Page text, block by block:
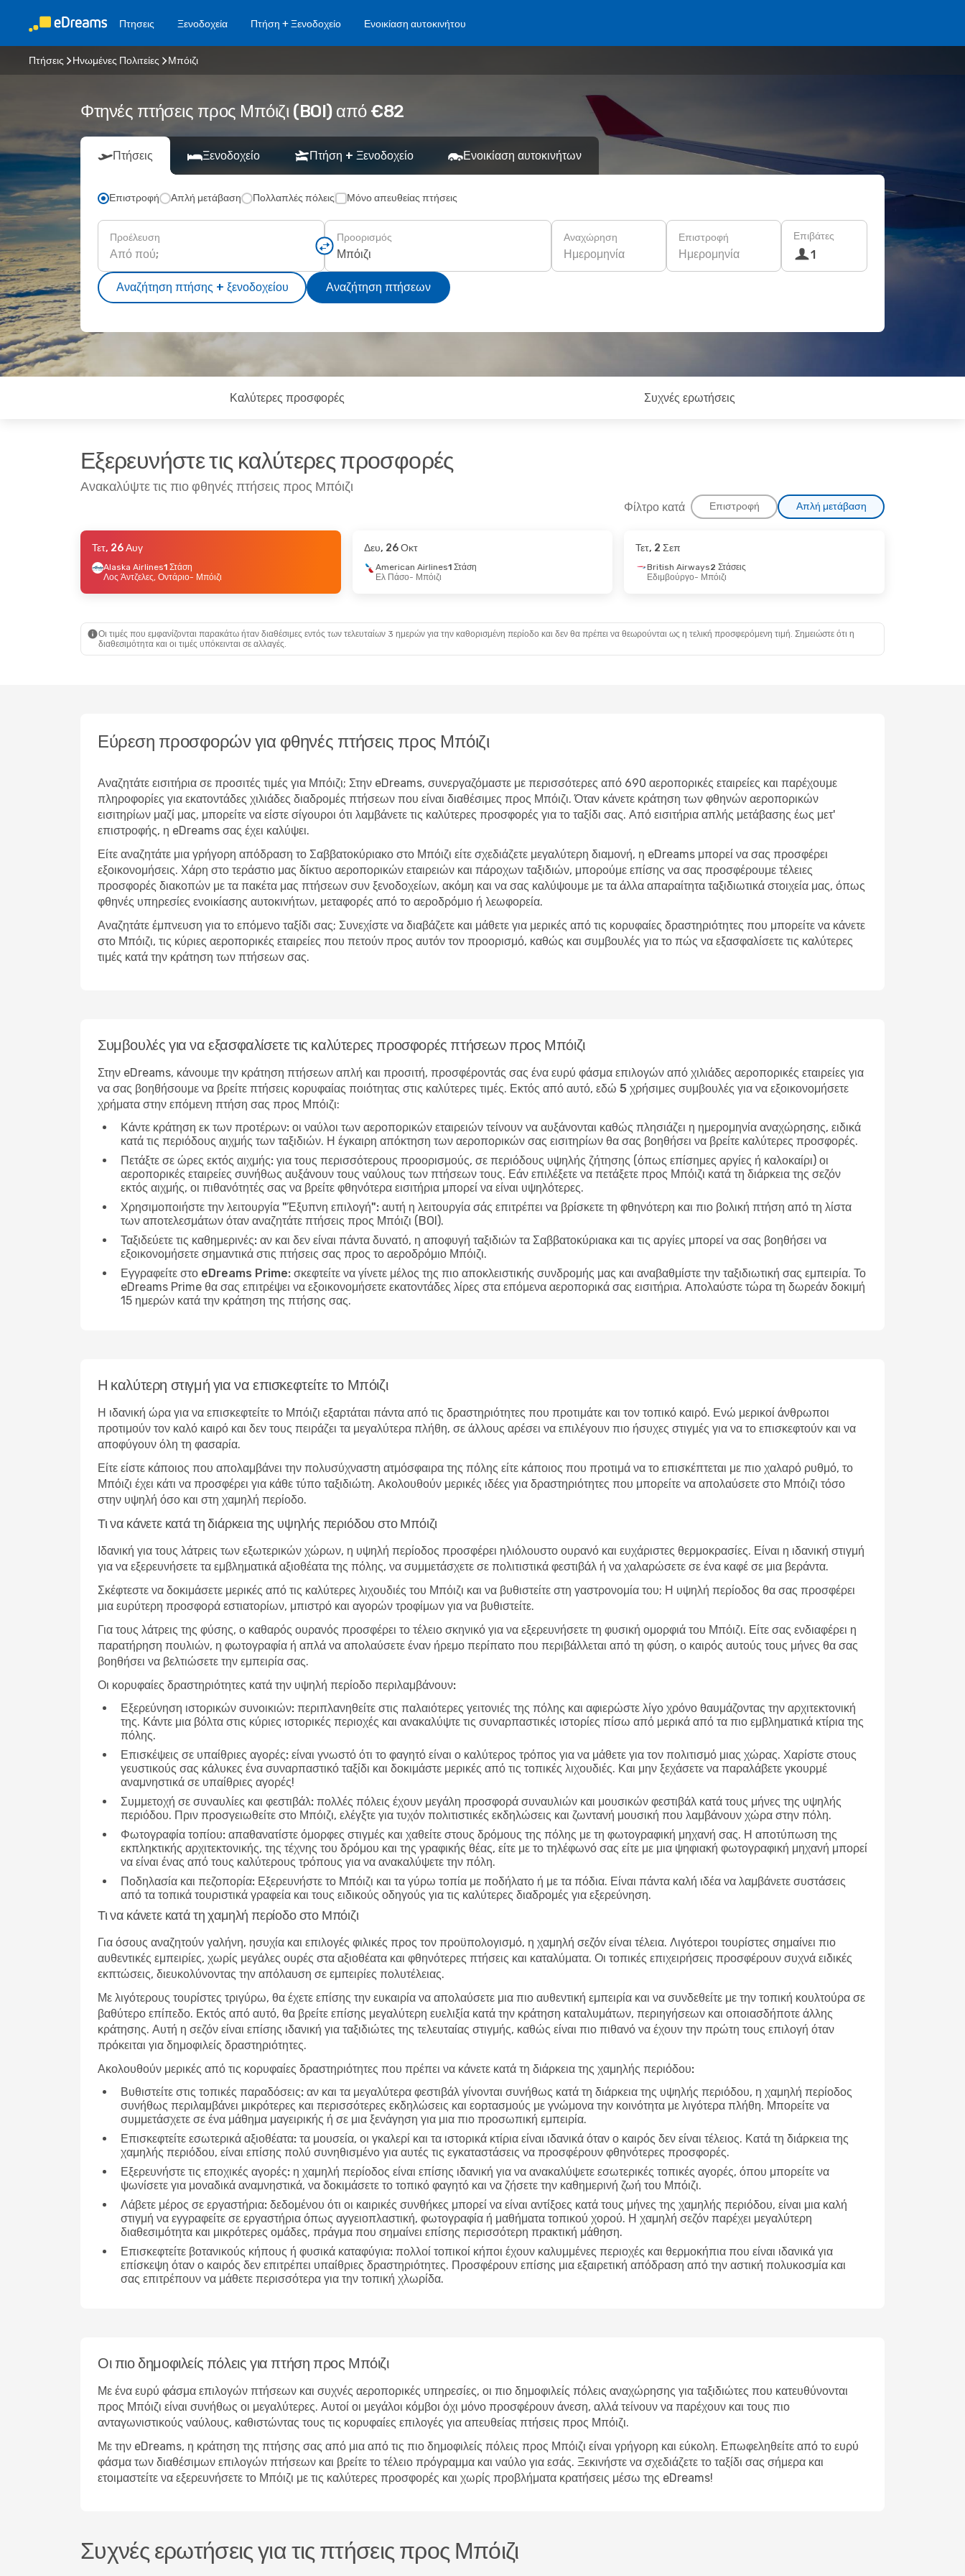
Πτησεις Ξενοδοχεία Πτήση + Ξενοδοχείο Ενοικίαση αυτοκινήτου
Πτήσεις Ηνωμένες Πολιτείες Μπόιζι
Φτηνές πτήσεις προς Μπόιζι (BOI) από €82
Πτήσεις Ξενοδοχείο Πτήση + Ξενοδοχείο Ενοικίαση αυτοκινήτων
Επιστροφή Απλή μετάβαση Πολλαπλές πόλεις Μόνο απευθείας πτήσεις
Προέλευση Προορισμός Αναχώρηση
Ημερομηνία
Επιστροφή
Ημερομηνία
Επιβάτες
1
Αναζήτηση πτήσης + ξενοδοχείου Αναζήτηση πτήσεων
Καλύτερες προσφορές Συχνές ερωτήσεις
Εξερευνήστε τις καλύτερες προσφορές
Ανακαλύψτε τις πιο φθηνές πτήσεις προς Μπόιζι
Φίλτρο κατά Επιστροφή Απλή μετάβαση
- Κυρ, 27 Σεπ
1 Στάση
- Τετ, 14 Οκτ
Τετ, 26 Αυγ
Alaska Airlines1 Στάση
Λος Άντζελες, Οντάριο- Μπόιζι
Δευ, 26 Οκτ
American Airlines1 Στάση
Ελ Πάσο- Μπόιζι
Τετ, 2 Σεπ
British Airways2 Στάσεις
Εδιμβούργο- Μπόιζι
Οι τιμές που εμφανίζονται παρακάτω ήταν διαθέσιμες εντός των τελευταίων 3 ημερών για την καθορισμένη περίοδο και δεν θα πρέπει να θεωρούνται ως η τελική προσφερόμενη τιμή. Σημειώστε ότι η
διαθεσιμότητα και οι τιμές υπόκεινται σε αλλαγές.
Εύρεση προσφορών για φθηνές πτήσεις προς Μπόιζι
Αναζητάτε εισιτήρια σε προσιτές τιμές για Μπόιζι; Στην eDreams, συνεργαζόμαστε με περισσότερες από 690 αεροπορικές εταιρείες και παρέχουμε
πληροφορίες για εκατοντάδες χιλιάδες διαδρομές πτήσεων που είναι διαθέσιμες προς Μπόιζι. Όταν κάνετε κράτηση των φθηνών αεροπορικών
εισιτηρίων μαζί μας, μπορείτε να είστε σίγουροι ότι λαμβάνετε τις καλύτερες προσφορές για το ταξίδι σας. Από εισιτήρια απλής μετάβασης έως μετ'
επιστροφής, η eDreams σας έχει καλύψει.
Είτε αναζητάτε μια γρήγορη απόδραση το Σαββατοκύριακο στο Μπόιζι είτε σχεδιάζετε μεγαλύτερη διαμονή, η eDreams μπορεί να σας προσφέρει
εξοικονομήσεις. Χάρη στο τεράστιο μας δίκτυο αεροπορικών εταιρειών και πάροχων ταξιδιών, μπορούμε επίσης να σας προσφέρουμε τέλειες
προσφορές διακοπών με τα πακέτα μας πτήσεων συν ξενοδοχείων, ακόμη και να σας καλύψουμε με τα άλλα απαραίτητα ταξιδιωτικά στοιχεία μας, όπως
φθηνές υπηρεσίες ενοικίασης αυτοκινήτων, μεταφορές από το αεροδρόμιο ή λεωφορεία.
Αναζητάτε έμπνευση για το επόμενο ταξίδι σας; Συνεχίστε να διαβάζετε και μάθετε για μερικές από τις κορυφαίες δραστηριότητες που μπορείτε να κάνετε
στο Μπόιζι, τις κύριες αεροπορικές εταιρείες που πετούν προς αυτόν τον προορισμό, καθώς και συμβουλές για το πώς να εξασφαλίσετε τις καλύτερες
τιμές κατά την κράτηση των πτήσεων σας.
Συμβουλές για να εξασφαλίσετε τις καλύτερες προσφορές πτήσεων προς Μπόιζι
Στην eDreams, κάνουμε την κράτηση πτήσεων απλή και προσιτή, προσφέροντάς σας ένα ευρύ φάσμα επιλογών από χιλιάδες αεροπορικές εταιρείες για
να σας βοηθήσουμε να βρείτε πτήσεις κορυφαίας ποιότητας στις καλύτερες τιμές. Εκτός από αυτό, εδώ 5 χρήσιμες συμβουλές για να εξοικονομήσετε
χρήματα στην επόμενη πτήση σας προς Μπόιζι:
Κάντε κράτηση εκ των προτέρων: οι ναύλοι των αεροπορικών εταιρειών τείνουν να αυξάνονται καθώς πλησιάζει η ημερομηνία αναχώρησης, ειδικά
κατά τις περιόδους αιχμής των ταξιδιών. Η έγκαιρη απόκτηση των αεροπορικών σας εισιτηρίων θα σας βοηθήσει να βρείτε καλύτερες προσφορές.
Πετάξτε σε ώρες εκτός αιχμής: για τους περισσότερους προορισμούς, σε περιόδους υψηλής ζήτησης (όπως επίσημες αργίες ή καλοκαίρι) οι
αεροπορικές εταιρείες συνήθως αυξάνουν τους ναύλους των πτήσεων τους. Εάν επιλέξετε να πετάξετε προς Μπόιζι κατά τη διάρκεια της σεζόν
εκτός αιχμής, οι πιθανότητές σας να βρείτε φθηνότερα εισιτήρια μπορεί να είναι υψηλότερες.
Χρησιμοποιήστε την λειτουργία "Έξυπνη επιλογή": αυτή η λειτουργία σάς επιτρέπει να βρίσκετε τη φθηνότερη και πιο βολική πτήση από τη λίστα
των αποτελεσμάτων όταν αναζητάτε πτήσεις προς Μπόιζι (BOI).
Ταξιδεύετε τις καθημερινές: αν και δεν είναι πάντα δυνατό, η αποφυγή ταξιδιών τα Σαββατοκύριακα και τις αργίες μπορεί να σας βοηθήσει να
εξοικονομήσετε σημαντικά στις πτήσεις σας προς το αεροδρόμιο Μπόιζι.
Εγγραφείτε στο eDreams Prime: σκεφτείτε να γίνετε μέλος της πιο αποκλειστικής συνδρομής μας και αναβαθμίστε την ταξιδιωτική σας εμπειρία. Το
eDreams Prime θα σας επιτρέψει να εξοικονομήσετε εκατοντάδες λίρες στα επόμενα αεροπορικά σας εισιτήρια. Απολαύστε τώρα τη δωρεάν δοκιμή
15 ημερών κατά την κράτηση της πτήσης σας.
Η καλύτερη στιγμή για να επισκεφτείτε το Μπόιζι
Η ιδανική ώρα για να επισκεφτείτε το Μπόιζι εξαρτάται πάντα από τις δραστηριότητες που προτιμάτε και τον τοπικό καιρό. Ενώ μερικοί άνθρωποι
προτιμούν τον καλό καιρό και δεν τους πειράζει τα μεγαλύτερα πλήθη, σε άλλους αρέσει να επιλέγουν πιο ήσυχες στιγμές για να το επισκεφτούν και να
αποφύγουν όλη τη φασαρία.
Είτε είστε κάποιος που απολαμβάνει την πολυσύχναστη ατμόσφαιρα της πόλης είτε κάποιος που προτιμά να το επισκέπτεται με πιο χαλαρό ρυθμό, το
Μπόιζι έχει κάτι να προσφέρει για κάθε τύπο ταξιδιώτη. Ακολουθούν μερικές ιδέες για δραστηριότητες που μπορείτε να απολαύσετε στο Μπόιζι τόσο
στην υψηλή όσο και στη χαμηλή περίοδο.
Τι να κάνετε κατά τη διάρκεια της υψηλής περιόδου στο Μπόιζι
Ιδανική για τους λάτρεις των εξωτερικών χώρων, η υψηλή περίοδος προσφέρει ηλιόλουστο ουρανό και ευχάριστες θερμοκρασίες. Είναι η ιδανική στιγμή
για να εξερευνήσετε τα εμβληματικά αξιοθέατα της πόλης, να συμμετάσχετε σε πολιτιστικά φεστιβάλ ή να χαλαρώσετε σε ένα καφέ σε μια βεράντα.
Σκέφτεστε να δοκιμάσετε μερικές από τις καλύτερες λιχουδιές του Μπόιζι και να βυθιστείτε στη γαστρονομία του; Η υψηλή περίοδος θα σας προσφέρει
μια ευρύτερη προσφορά εστιατορίων, μπιστρό και αγορών τροφίμων για να βυθιστείτε.
Για τους λάτρεις της φύσης, ο καθαρός ουρανός προσφέρει το τέλειο σκηνικό για να εξερευνήσετε τη φυσική ομορφιά του Μπόιζι. Είτε σας ενδιαφέρει η
παρατήρηση πουλιών, η φωτογραφία ή απλά να απολαύσετε έναν ήρεμο περίπατο που περιβάλλεται από τη φύση, ο καιρός αυτούς τους μήνες θα σας
βοηθήσει να βελτιώσετε την εμπειρία σας.
Οι κορυφαίες δραστηριότητες κατά την υψηλή περίοδο περιλαμβάνουν:
Εξερεύνηση ιστορικών συνοικιών: περιπλανηθείτε στις παλαιότερες γειτονιές της πόλης και αφιερώστε λίγο χρόνο θαυμάζοντας την αρχιτεκτονική
της. Κάντε μια βόλτα στις κύριες ιστορικές περιοχές και ανακαλύψτε τις συναρπαστικές ιστορίες πίσω από μερικά από τα πιο εμβληματικά κτίρια της
πόλης.
Επισκέψεις σε υπαίθριες αγορές: είναι γνωστό ότι το φαγητό είναι ο καλύτερος τρόπος για να μάθετε για τον πολιτισμό μιας χώρας. Χαρίστε στους
γευστικούς σας κάλυκες ένα συναρπαστικό ταξίδι και δοκιμάστε μερικές από τις τοπικές λιχουδιές. Και μην ξεχάσετε να παραλάβετε γκουρμέ
αναμνηστικά σε υπαίθριες αγορές!
Συμμετοχή σε συναυλίες και φεστιβάλ: πολλές πόλεις έχουν μεγάλη προσφορά συναυλιών και μουσικών φεστιβάλ κατά τους μήνες της υψηλής
περιόδου. Πριν προσγειωθείτε στο Μπόιζι, ελέγξτε για τυχόν πολιτιστικές εκδηλώσεις και ζωντανή μουσική που λαμβάνουν χώρα στην πόλη.
Φωτογραφία τοπίου: απαθανατίστε όμορφες στιγμές και χαθείτε στους δρόμους της πόλης με τη φωτογραφική μηχανή σας. Η αποτύπωση της
εκπληκτικής αρχιτεκτονικής, της τέχνης του δρόμου και της γραφικής θέας, είτε με το τηλέφωνό σας είτε με μια ψηφιακή φωτογραφική μηχανή μπορεί
να είναι ένας από τους καλύτερους τρόπους για να ανακαλύψετε την πόλη.
Ποδηλασία και πεζοπορία: Εξερευνήστε το Μπόιζι και τα γύρω τοπία με ποδήλατο ή με τα πόδια. Είναι πάντα καλή ιδέα να λαμβάνετε συστάσεις
από τα τοπικά τουριστικά γραφεία και τους ειδικούς οδηγούς για τις καλύτερες διαδρομές για εξερεύνηση.
Τι να κάνετε κατά τη χαμηλή περίοδο στο Μπόιζι
Για όσους αναζητούν γαλήνη, ησυχία και επιλογές φιλικές προς τον προϋπολογισμό, η χαμηλή σεζόν είναι τέλεια. Λιγότεροι τουρίστες σημαίνει πιο
αυθεντικές εμπειρίες, χωρίς μεγάλες ουρές στα αξιοθέατα και φθηνότερες πτήσεις και καταλύματα. Οι τοπικές επιχειρήσεις προσφέρουν συχνά ειδικές
εκπτώσεις, διευκολύνοντας την απόλαυση σε εμπειρίες πολυτέλειας.
Με λιγότερους τουρίστες τριγύρω, θα έχετε επίσης την ευκαιρία να απολαύσετε μια πιο αυθεντική εμπειρία και να συνδεθείτε με την τοπική κουλτούρα σε
βαθύτερο επίπεδο. Εκτός από αυτό, θα βρείτε επίσης μεγαλύτερη ευελιξία κατά την κράτηση καταλυμάτων, περιηγήσεων και οποιασδήποτε άλλης
κράτησης. Αυτή η σεζόν είναι επίσης ιδανική για ταξιδιώτες της τελευταίας στιγμής, καθώς είναι πιο πιθανό να έχουν την πρώτη τους επιλογή όταν
πρόκειται για δημοφιλείς δραστηριότητες.
Ακολουθούν μερικές από τις κορυφαίες δραστηριότητες που πρέπει να κάνετε κατά τη διάρκεια της χαμηλής περιόδου:
Βυθιστείτε στις τοπικές παραδόσεις: αν και τα μεγαλύτερα φεστιβάλ γίνονται συνήθως κατά τη διάρκεια της υψηλής περιόδου, η χαμηλή περίοδος
συνήθως περιλαμβάνει μικρότερες και περισσότερες εκδηλώσεις και εορτασμούς με γνώμονα την κοινότητα με λιγότερα πλήθη. Μπορείτε να
συμμετάσχετε σε ένα μάθημα μαγειρικής ή σε μια ξενάγηση για μια πιο προσωπική εμπειρία.
Επισκεφτείτε εσωτερικά αξιοθέατα: τα μουσεία, οι γκαλερί και τα ιστορικά κτίρια είναι ιδανικά όταν ο καιρός δεν είναι τέλειος. Κατά τη διάρκεια της
χαμηλής περιόδου, είναι επίσης πολύ συνηθισμένο για αυτές τις εγκαταστάσεις να προσφέρουν φθηνότερες προσφορές.
Εξερευνήστε τις εποχικές αγορές: η χαμηλή περίοδος είναι επίσης ιδανική για να ανακαλύψετε εσωτερικές τοπικές αγορές, όπου μπορείτε να
ψωνίσετε για μοναδικά αναμνηστικά, να δοκιμάσετε το τοπικό φαγητό και να ζήσετε την καθημερινή ζωή του Μπόιζι.
Λάβετε μέρος σε εργαστήρια: δεδομένου ότι οι καιρικές συνθήκες μπορεί να είναι αντίξοες κατά τους μήνες της χαμηλής περιόδου, είναι μια καλή
στιγμή να εγγραφείτε σε εργαστήρια όπως αγγειοπλαστική, φωτογραφία ή μαθήματα τοπικού χορού. Η χαμηλή σεζόν παρέχει μεγαλύτερη
διαθεσιμότητα και μικρότερες ομάδες, πράγμα που σημαίνει επίσης περισσότερη πρακτική μάθηση.
Επισκεφτείτε βοτανικούς κήπους ή φυσικά καταφύγια: πολλοί τοπικοί κήποι έχουν καλυμμένες περιοχές και θερμοκήπια που είναι ιδανικά για
επίσκεψη όταν ο καιρός δεν επιτρέπει υπαίθριες δραστηριότητες. Προσφέρουν επίσης μια εξαιρετική απόδραση από την αστική πολυκοσμία και
σας επιτρέπουν να μάθετε περισσότερα για την τοπική χλωρίδα.
Οι πιο δημοφιλείς πόλεις για πτήση προς Μπόιζι
Με ένα ευρύ φάσμα επιλογών πτήσεων και συχνές αεροπορικές υπηρεσίες, οι πιο δημοφιλείς πόλεις αναχώρησης για ταξιδιώτες που κατευθύνονται
προς Μπόιζι είναι συνήθως οι μεγαλύτερες. Αυτοί οι μεγάλοι κόμβοι όχι μόνο προσφέρουν άνεση, αλλά τείνουν να παρέχουν και τους πιο
ανταγωνιστικούς ναύλους, καθιστώντας τους τις κορυφαίες επιλογές για απευθείας πτήσεις προς Μπόιζι.
Με την eDreams, η κράτηση της πτήσης σας από μια από τις πιο δημοφιλείς πόλεις προς Μπόιζι είναι γρήγορη και εύκολη. Επωφεληθείτε από το ευρύ
φάσμα των διαθέσιμων επιλογών πτήσεων και βρείτε το τέλειο πρόγραμμα και ναύλο για εσάς. Ξεκινήστε να σχεδιάζετε το ταξίδι σας σήμερα και
ετοιμαστείτε να εξερευνήσετε το Μπόιζι με τις καλύτερες προσφορές και χωρίς προβλήματα κρατήσεις μέσω της eDreams!
Συχνές ερωτήσεις για τις πτήσεις προς Μπόιζι